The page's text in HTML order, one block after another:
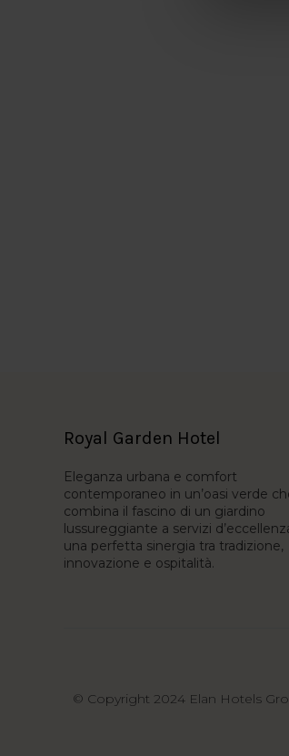
Royal Garden Hotel
Eleganza urbana e comfort
contemporaneo in un’oasi verde
combina il fascino di un giardino
lussureggiante a servizi
una perfetta sinergia tra tradizione,
innovazione e ospitalità.
© Copyright 2024 Elan Hotels